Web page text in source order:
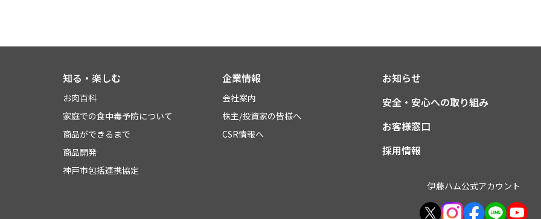
知る・楽しむ
お肉百科
家庭での食中毒予防について
商品ができるまで
商品開発
神戸市包括連携協定
企業情報
会社案内
株主/投資家の皆様へ
CSR情報へ
お知らせ
安全・安心への取り組み
お客様窓口
採用情報
伊藤ハム公式アカウント